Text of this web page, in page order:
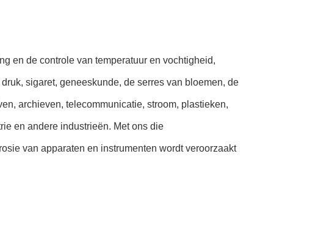
en de controle van temperatuur en vochtigheid,
sigaret, geneeskunde, de serres van bloemen, de
archieven, telecommunicatie, stroom, plastieken,
en andere industrieën. Met ons die
van apparaten en instrumenten wordt veroorzaakt